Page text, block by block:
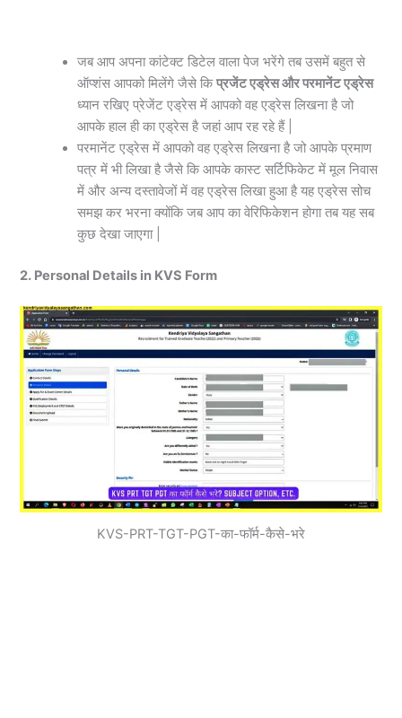
जब आप अपना कांटेक्ट डिटेल वाला पेज भरेंगे तब उसमें बहुत से
ऑप्शंस आपको मिलेंगे जैसे किप्रजेंट एड्रेस और परमानेंट एड्रेस
ध्यान रखिए प्रेजेंट एड्रेस में आपको वह एड्रेस लिखना है जो
आपके हाल ही का एड्रेस है जहां आप रह रहे हैं |
परमानेंट एड्रेस में आपको वह एड्रेस लिखना है जो आपके प्रमाण
पत्र में भी लिखा है जैसे कि आपके कास्ट सर्टिफिकेट में मूल निवास
में और अन्य दस्तावेजों में वह एड्रेस लिखा हुआ है यह एड्रेस सोच
समझ कर भरना क्योंकि जब आप का वेरिफिकेशन होगा तब यह सब
कुछ देखा जाएगा |
2. Personal Details in KVS Form
KVS-PRT-TGT-PGT-का-फॉर्म-कैसे-भरे